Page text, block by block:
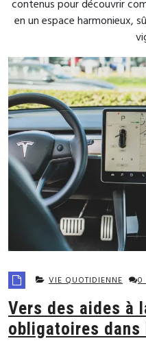
contenus pour découvrir
en un espace harmonieux,
VIE QUOTIDIENNE 0
Vers des aides à
obligatoires dans